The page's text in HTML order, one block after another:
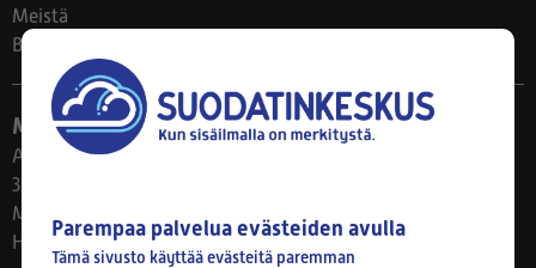
Meistä
Blogi
Myymälä
Ahlmanintie 61
33800 Tampere
Ma–Pe 8–17
Huom! Myymälän poikkeusaukiolot: 27.7.-21.8. klo 8-16
Parempaa palvelua evästeiden avulla
Tämä sivusto käyttää evästeitä paremman